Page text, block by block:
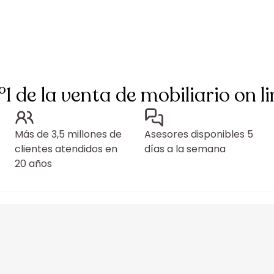
de la venta de mobiliario on
Más de 3,5 millones de
clientes atendidos en
20 años
Asesores disponibles 5
días a la semana